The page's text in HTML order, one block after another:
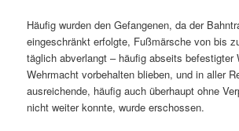
Häufig wurden den Gefangenen, da der
eingeschränkt erfolgte, Fußmärsche von bis
täglich abverlangt – häufig abseits befestigter
Wehrmacht vorbehalten blieben, und in aller
ausreichende, häufig auch überhaupt ohne
nicht weiter konnte, wurde erschossen.